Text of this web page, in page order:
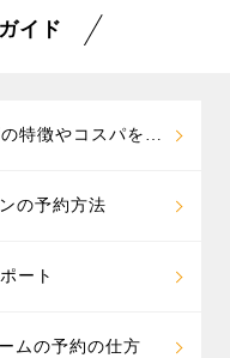
山の幸のグルメ旅
温泉など、人気の
イズでき、お好み
イド
特徴やコスパを解
の予約方法
ート
ムの予約の仕方